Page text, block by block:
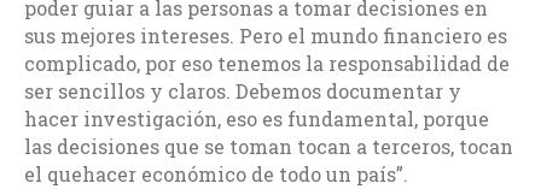
poder guiar a las personas a tomar decisiones en
sus mejores intereses. Pero el mundo financiero es
complicado, por eso tenemos la responsabilidad de
ser sencillos y claros. Debemos documentar y
hacer investigación, eso es fundamental, porque
las decisiones que se toman tocan a terceros, tocan
el quehacer económico de todo un país”.